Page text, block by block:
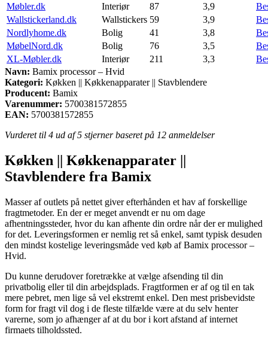
Møbler.dk
Interiør 87 3,9
Wallstickerland.dk
Wallstickers 59 3,9
Nordlyhome.dk
Bolig 41 3,8
MøbelNord.dk
Bolig 76 3,5
XL-Møbler.dk
Interiør 211 3,3
Navn: Bamix processor – Hvid
Kategori: Køkken || Køkkenapparater || Stavblendere
Producent: Bamix
Varenummer: 5700381572855
EAN: 5700381572855
Vurderet til 4 ud af 5 stjerner baseret på 12 anmeldelser
Køkken || Køkkenapparater ||
Stavblendere fra Bamix
Masser af outlets på nettet giver efterhånden et hav af forskellige
fragtmetoder. En der er meget anvendt er nu om dage
afhentningssteder, hvor du kan afhente din ordre når der er mulighed
for det. Leveringsformen er nemlig ret så enkel, samt typisk desuden
den mindst kostelige leveringsmåde ved køb af Bamix processor –
Hvid.
Du kunne derudover foretrække at vælge afsending til din
privatbolig eller til din arbejdsplads. Fragtformen er af og til en tak
mere pebret, men lige så vel ekstremt enkel. Den mest prisbevidste
form for fragt vil dog i de fleste tilfælde være at du selv henter
varerne, som jo afhænger af at du bor i kort afstand af internet
firmaets tilholdssted.